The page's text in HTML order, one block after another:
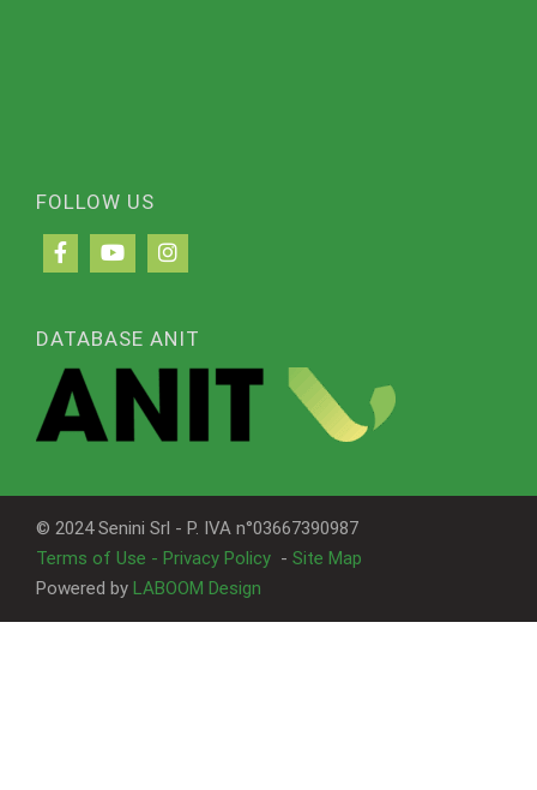
FOLLOW US
DATABASE ANIT
© 2024 Senini Srl - P. IVA n°03667390987
Terms of Use - Privacy Policy - Site Map
Powered by LABOOM Design